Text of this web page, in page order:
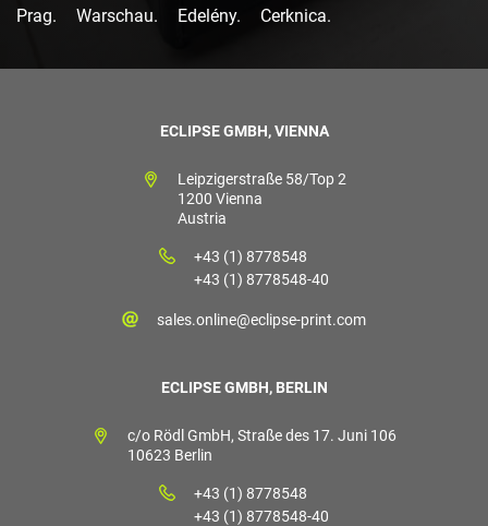
Prag. Warschau. Edelény. Cerknica.
ECLIPSE GMBH, VIENNA
Leipzigerstraße 58/Top 2
1200 Vienna
Austria
+43 (1) 8778548
+43 (1) 8778548-40
sales.online@eclipse-print.com
ECLIPSE GMBH, BERLIN
c/o Rödl GmbH, Straße des 17. Juni 106
10623 Berlin
+43 (1) 8778548
+43 (1) 8778548-40